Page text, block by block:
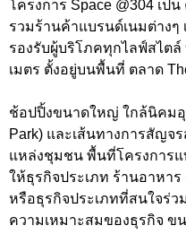
โครงการ Space @304 เ
รวมร้านค้าแบรนด์เนมต่างๆ
รองรับผู้บริโภคทุกไลฟ์สไต
เมตร ตั้งอยู่บนพื้นที่ ตลาด
ช้อปปิ้งขนาดใหญ่ ใกล้นิคมอุ
Park) และเส้นทางการสัญจ
แหล่งชุมชน พื้นที่โครงการแ
ให้ธุรกิจประเภท ร้านอาหา
หรือธุรกิจประเภทที่สนใจร่
ความเหมาะสมของธุรกิจ ข